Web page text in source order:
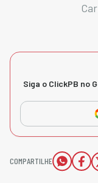
Siga o ClickPB no
COMPARTILHE